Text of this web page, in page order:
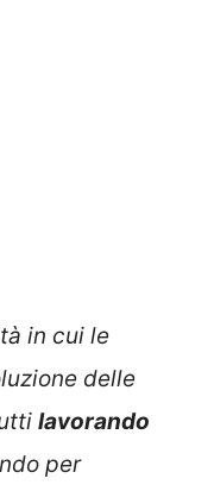
in cui le
delle
lavorando
per